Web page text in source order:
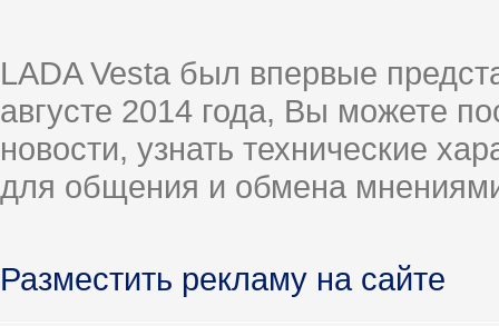
LADA Vesta был впервые
августе 2014 года, Вы можете
новости, узнать технические
для общения и обмена
Разместить рекламу на сайте